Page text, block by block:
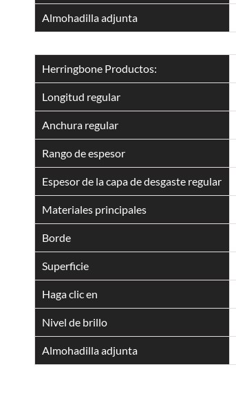
Almohadilla adjunta
Herringbone Productos:
Longitud regular
Anchura regular
Rango de espesor
Espesor de la capa de desgaste regular
Materiales principales
Borde
Superficie
Haga clic en
Nivel de brillo
Almohadilla adjunta